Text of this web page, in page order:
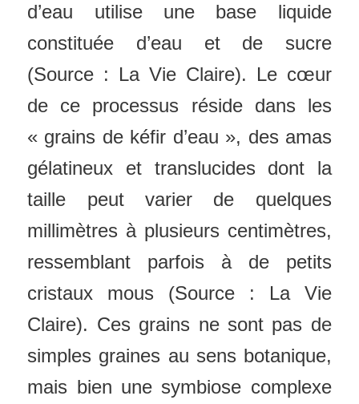
d’eau utilise une base liquide
constituée d’eau et de sucre
(Source : La Vie Claire). Le cœur
de ce processus réside dans les
« grains de kéfir d’eau », des amas
gélatineux et translucides dont la
taille peut varier de quelques
millimètres à plusieurs centimètres,
ressemblant parfois à de petits
cristaux mous (Source : La Vie
Claire). Ces grains ne sont pas de
simples graines au sens botanique,
mais bien une symbiose complexe